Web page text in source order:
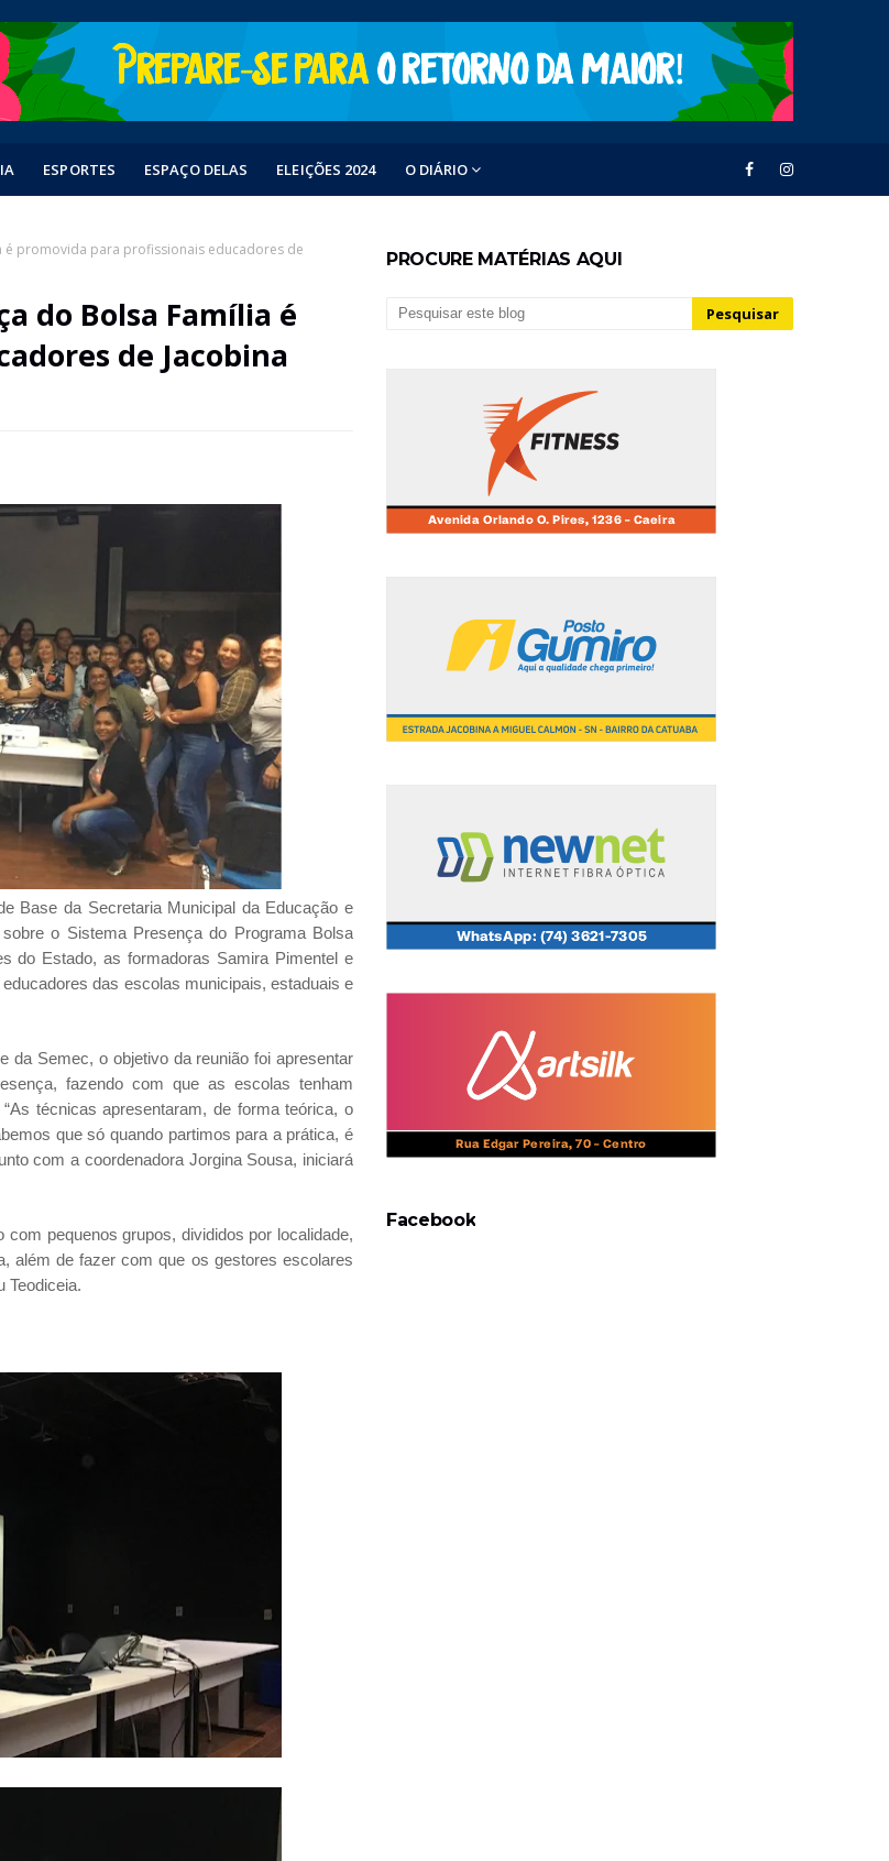
ESPORTES ESPAÇO DELAS ELEIÇÕES 2024 O DIÁRIO
é promovida para profissionais educadores de
do Bolsa Família é
de Jacobina
Base da Secretaria Municipal da Educação e
o Sistema Presença do Programa Bolsa
do Estado, as formadoras Samira Pimentel e
das escolas municipais, estaduais e
da Semec, o objetivo da reunião foi apresentar
fazendo com que as escolas tenham
técnicas apresentaram, de forma teórica, o
que só quando partimos para a prática, é
com a coordenadora Jorgina Sousa, iniciará
pequenos grupos, divididos por localidade,
além de fazer com que os gestores escolares
Teodiceia.
PROCURE MATÉRIAS AQUI
Facebook